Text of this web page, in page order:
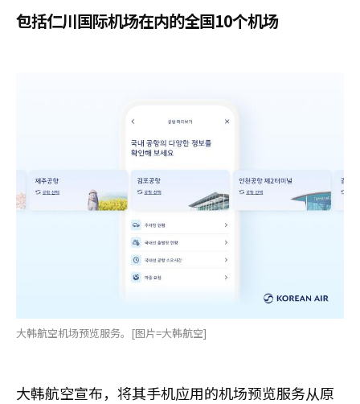
包括仁川国际机场在内的全国10个机场
大韩航空机场预览服务。[图片=大韩航空]
大韩航空宣布，将其手机应用的机场预览服务从原